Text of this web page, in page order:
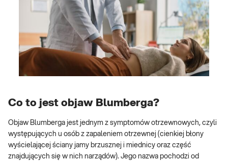
Co to jest objaw Blumberga?
Objaw Blumberga jest jednym z symptomów otrzewnowych, czyli
występujących u osób z zapaleniem otrzewnej (cienkiej błony
wyścielającej ściany jamy brzusznej i miednicy oraz część
znajdujących się w nich narządów). Jego nazwa pochodzi od